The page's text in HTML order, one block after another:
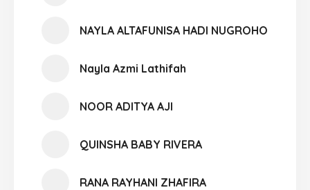
NAYLA ALTAFUNISA HADI NUGROHO
Nayla Azmi Lathifah
NOOR ADITYA AJI
QUINSHA BABY RIVERA
RANA RAYHANI ZHAFIRA